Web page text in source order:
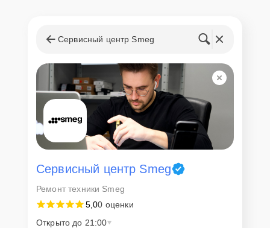
Сервисный центр Smeg
Сервисный центр Smeg
Ремонт техники Smeg
5,00 оценки
Открыто до 21:00